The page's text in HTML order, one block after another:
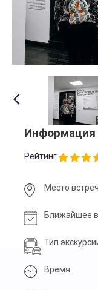
Информация
Рейтинг
Место
Ближайшее
Тип
Время